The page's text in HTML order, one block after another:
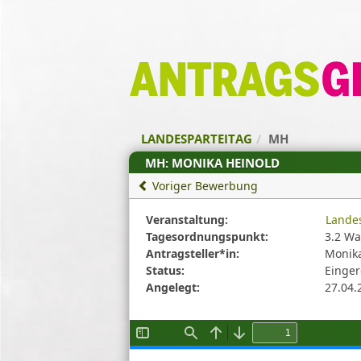
Zur
Startseite
LANDESPARTEITAG
MH
MH: MONIKA HEINOLD
Voriger Bewerbung
Diese
Tabelle
beschreibt
den
Status,
Antragstellerin
und
verschiedene
Veranstaltung:
Tagesordnungspunkt:
3.2
Antragsteller*in:
Status:
Angelegt: